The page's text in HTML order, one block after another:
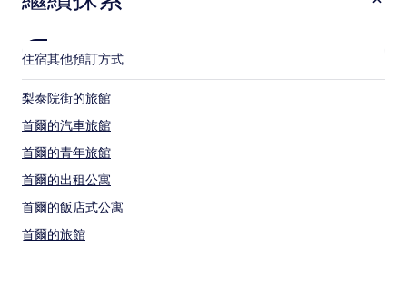
住宿其他預訂方式
梨泰院街的旅館
首爾的汽車旅館
首爾的青年旅館
首爾的出租公寓
首爾的飯店式公寓
首爾的旅館